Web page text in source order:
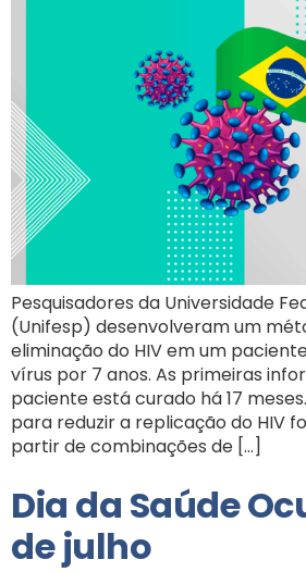
Pesquisadores da Universidade
(Unifesp) desenvolveram um
eliminação do HIV em um
vírus por 7 anos. As primeiras
paciente está curado há 17
para reduzir a replicação do HIV
partir de combinações de […]
Dia da Saúde
de julho